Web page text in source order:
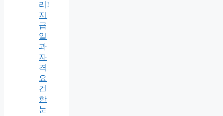
리!
지
급
일
과
자
격
요
건
한
눈